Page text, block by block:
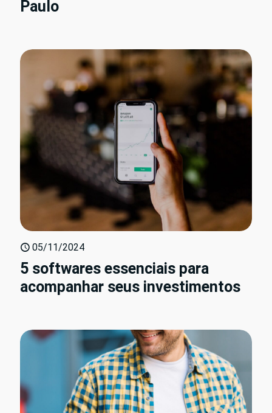
Paulo
05/11/2024
5 softwares essenciais para
acompanhar seus investimentos